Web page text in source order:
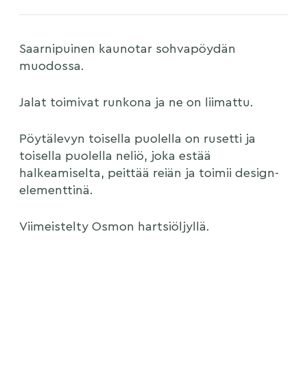
Saarnipuinen kaunotar sohvapöydän
muodossa.
Jalat toimivat runkona ja ne on liimattu.
Pöytälevyn toisella puolella on rusetti ja
toisella puolella neliö, joka estää
halkeamiselta, peittää reiän ja toimii design-
elementtinä.
Viimeistelty Osmon hartsiöljyllä.